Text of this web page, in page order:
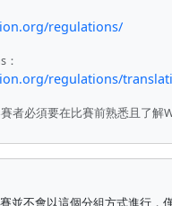
regulations/
regulations/
者必須要在比賽前熟悉且了解
並不會以這個分組方式進行